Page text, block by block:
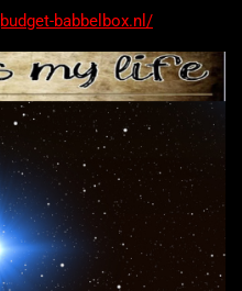
babbelbox.nl/